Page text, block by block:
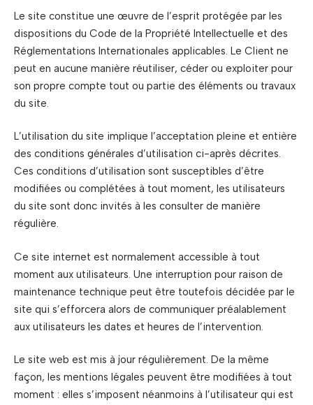
Le site constitue une œuvre de l’esprit protégée par les
dispositions du Code de la Propriété Intellectuelle et des
Réglementations Internationales applicables. Le Client ne
peut en aucune manière réutiliser, céder ou exploiter pour
son propre compte tout ou partie des éléments ou travaux
du site.
L’utilisation du site implique l’acceptation pleine et entière
des conditions générales d’utilisation ci-après décrites.
Ces conditions d’utilisation sont susceptibles d’être
modifiées ou complétées à tout moment, les utilisateurs
du site sont donc invités à les consulter de manière
régulière.
Ce site internet est normalement accessible à tout
moment aux utilisateurs. Une interruption pour raison de
maintenance technique peut être toutefois décidée par le
site qui s’efforcera alors de communiquer préalablement
aux utilisateurs les dates et heures de l’intervention.
Le site web est mis à jour régulièrement. De la même
façon, les mentions légales peuvent être modifiées à tout
moment : elles s’imposent néanmoins à l’utilisateur qui est